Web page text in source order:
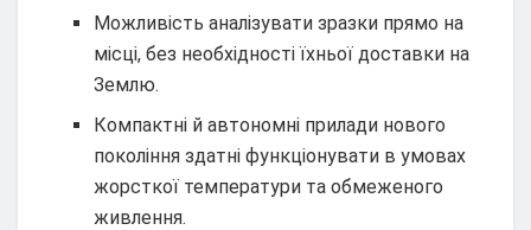
Можливість аналізувати зразки прямо на
місці, без необхідності їхньої доставки на
Землю.
Компактні й автономні прилади нового
покоління здатні функціонувати в умовах
жорсткої температури та обмеженого
живлення.